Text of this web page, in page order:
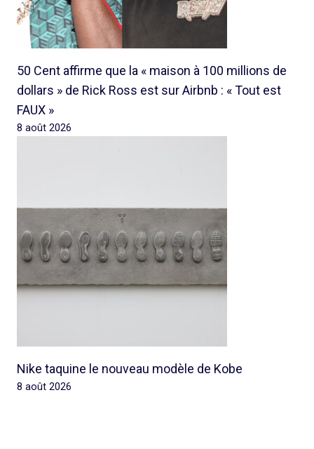
50 Cent affirme que la « maison à 100 millions de
dollars » de Rick Ross est sur Airbnb : « Tout est
FAUX »
8 août 2026
Nike taquine le nouveau modèle de Kobe
8 août 2026